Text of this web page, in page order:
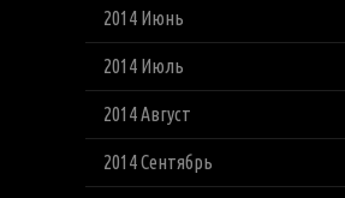
2014 Июнь
2014 Июль
2014 Август
2014 Сентябрь